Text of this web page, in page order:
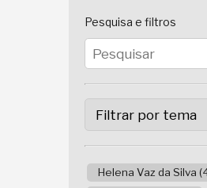
Pesquisa e filtros
Helena Vaz da Silva